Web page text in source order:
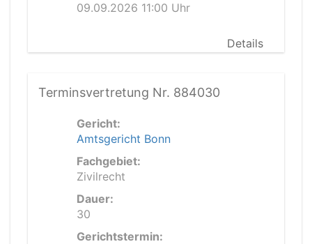
09.09.2026 11:00 Uhr
Details
Terminsvertretung Nr. 884030
Gericht:
Amtsgericht Bonn
Fachgebiet:
Zivilrecht
Dauer:
30
Gerichtstermin: